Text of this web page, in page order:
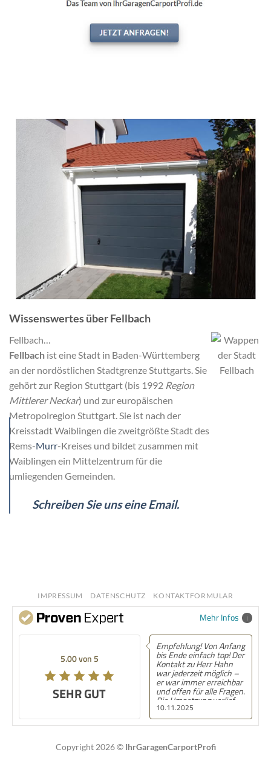
Wissenswertes über Fellbach
Fellbach…
Fellbach ist eine Stadt in Baden-Württemberg
an der nordöstlichen Stadtgrenze Stuttgarts. Sie
gehört zur Region Stuttgart (bis 1992 Region
Mittlerer Neckar) und zur europäischen
Metropolregion Stuttgart. Sie ist nach der
Kreisstadt Waiblingen die zweitgrößte Stadt des
Rems-Murr-Kreises und bildet zusammen mit
Waiblingen ein Mittelzentrum für die
umliegenden Gemeinden.
Schreiben Sie uns eine Email.
IMPRESSUM DATENSCHUTZ KONTAKTFORMULAR
Mehr Infos
5.00 von 5
SEHR GUT
10.11.2025
Empfehlung! Von Anfang
bis Ende einfach top! Der
Kontakt zu Herr Hahn
war jederzeit möglich –
er war immer erreichbar
und offen für alle Fragen.
Die Umsetzung verlief
völlig unkompliziert und
ohne Komplikationen,
von der Planung bis zur
während des gesamten
Projekts stets informiert
Copyright 2026 © IhrGaragenCarportProfi